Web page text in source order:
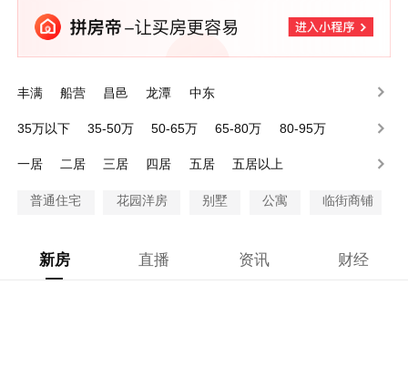
丰满 船营 昌邑 龙潭 中东
35万以下 35-50万 50-65万 65-80万
80-95万
一居
二居 三居 四居 五居 五居以上
普通住宅 花园洋房 别墅 公寓 临街商铺
新房 直播 资讯 财经